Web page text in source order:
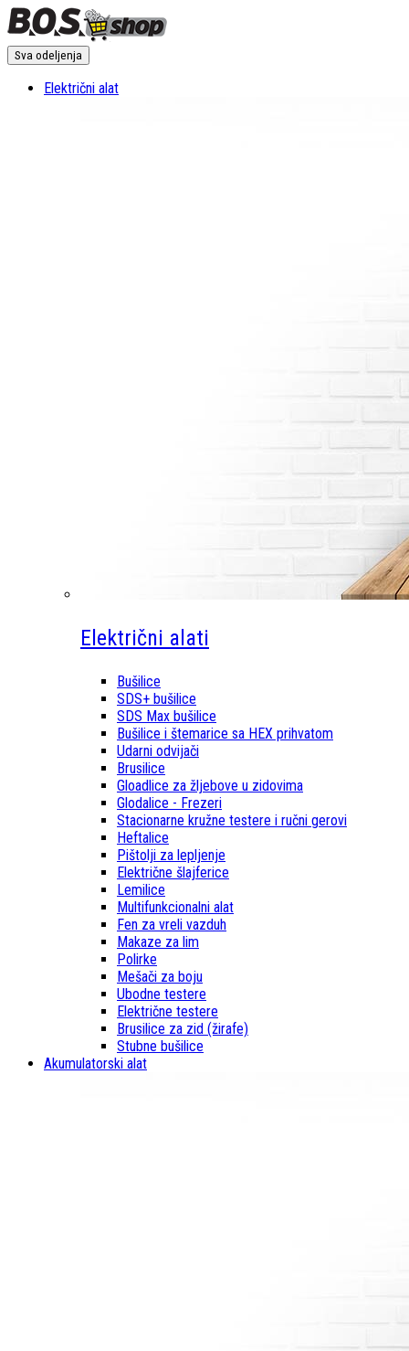
Sva odeljenja
Električni alat
Električni alati
Bušilice
SDS+ bušilice
SDS Max bušilice
Bušilice i štemarice sa HEX prihvatom
Udarni odvijači
Brusilice
Gloadlice za žljebove u zidovima
Glodalice - Frezeri
Stacionarne kružne testere i ručni gerovi
Heftalice
Pištolji za lepljenje
Električne šlajferice
Lemilice
Multifunkcionalni alat
Fen za vreli vazduh
Makaze za lim
Polirke
Mešači za boju
Ubodne testere
Električne testere
Brusilice za zid (žirafe)
Stubne bušilice
Akumulatorski alat